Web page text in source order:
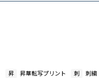
昇 昇華転写プリント 刺 刺繍